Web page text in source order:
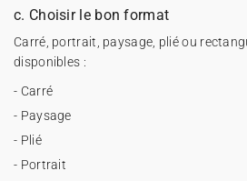
c. Choisir le bon format
Carré, portrait, paysage, plié ou
disponibles :
- Carré
- Paysage
- Plié
- Portrait